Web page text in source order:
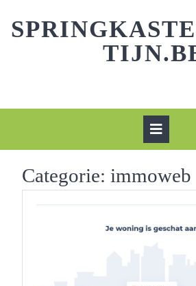
Categorie: immoweb